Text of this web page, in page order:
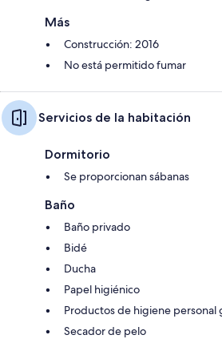
Más
Construcción: 2016
No está permitido fumar
Servicios de la habitación
Dormitorio
Se proporcionan sábanas
Baño
Baño privado
Bidé
Ducha
Papel higiénico
Productos de higiene personal
Secador de pelo